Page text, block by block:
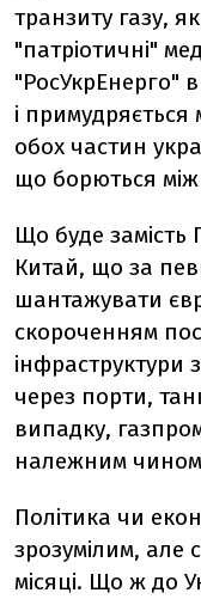
транзиту газу,
"патріотичні"
"РосУкрЕнерго"
і
обох частин
що борються
Що буде замість
Китай, що за
шантажувати
скороченням
інфраструктури
через порти,
випадку,
належним
Політика чи
зрозумілим, але
місяці. Що ж до